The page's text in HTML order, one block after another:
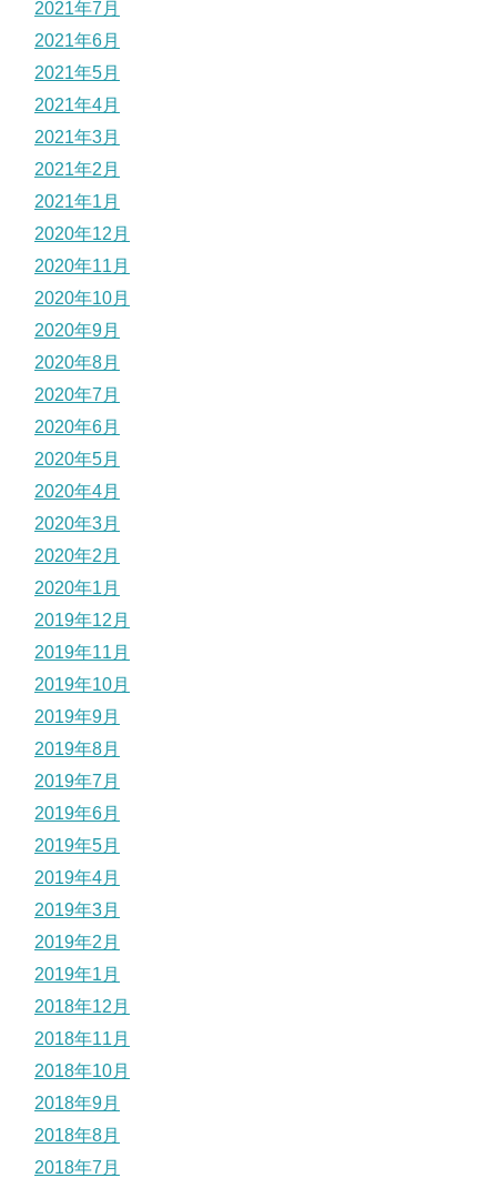
2021年7月
2021年6月
2021年5月
2021年4月
2021年3月
2021年2月
2021年1月
2020年12月
2020年11月
2020年10月
2020年9月
2020年8月
2020年7月
2020年6月
2020年5月
2020年4月
2020年3月
2020年2月
2020年1月
2019年12月
2019年11月
2019年10月
2019年9月
2019年8月
2019年7月
2019年6月
2019年5月
2019年4月
2019年3月
2019年2月
2019年1月
2018年12月
2018年11月
2018年10月
2018年9月
2018年8月
2018年7月